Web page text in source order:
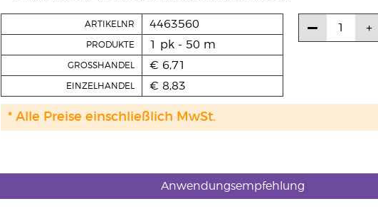
ARTIKELNR 4463560
PRODUKTE 1 pk - 50 m
GROSSHANDEL € 6,71
EINZELHANDEL € 8,83
* Alle Preise einschließlich MwSt.
Anwendungsempfehlung